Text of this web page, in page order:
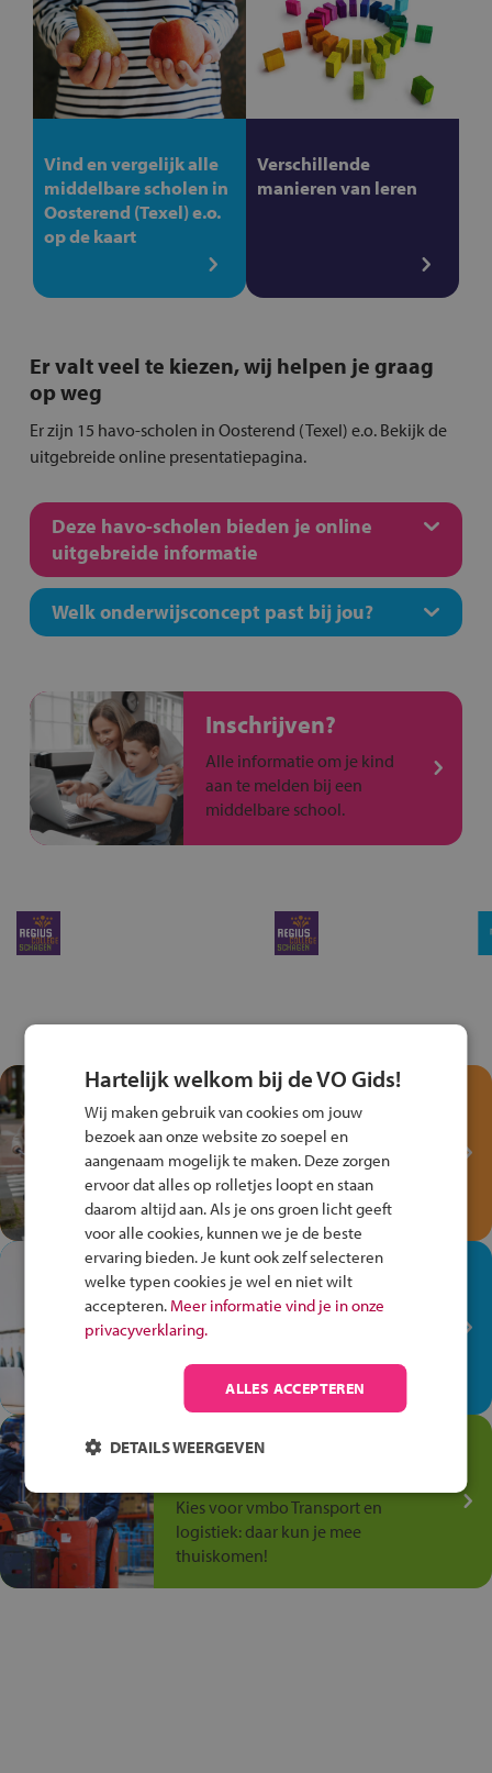
Vind en vergelijk alle
middelbare scholen in
Oosterend (Texel) e.o.
op de kaart
Verschillende
manieren van leren
Er valt veel te kiezen, wij helpen je graag
op weg
Er zijn 15 havo-scholen in Oosterend (Texel) e.o. Bekijk de
uitgebreide online presentatiepagina.
Deze havo-scholen bieden je online
uitgebreide informatie
Welk onderwijsconcept past bij jou?
Inschrijven?
Alle informatie om je kind
aan te melden bij een
middelbare school.
Test je kennis met het
Fiets Veilig
Verkeersspel!
Speel het Fiets Veilig Verkeersspel
en win een Cortina-fiets!
In de winkel ben je op je
plek!
Ontdek via het vmbo jouw talent
anders is!
Jouw talent in de
Kies voor vmbo Transport en
logistiek: daar kun je mee
thuiskomen!
Hartelijk welkom bij de VO Gids!
Wij maken gebruik van cookies om jouw
bezoek aan onze website zo soepel en
aangenaam mogelijk te maken. Deze zorgen
ervoor dat alles op rolletjes loopt en staan
daarom altijd aan. Als je ons groen licht geeft
voor alle cookies, kunnen we je de beste
ervaring bieden. Je kunt ook zelf selecteren
welke typen cookies je wel en niet wilt
accepteren. Meer informatie vind je in onze
privacyverklaring.
ALLES ACCEPTEREN
DETAILS WEERGEVEN